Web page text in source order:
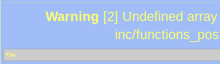
Warning [2] Undefined
inc/
File